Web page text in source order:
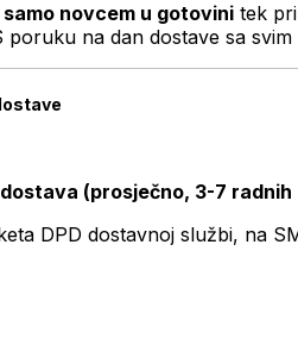
samo novcem u gotovini tek
poruku na dan dostave sa svim
dostava (prosječno, 3-7 radnih
DPD dostavnoj službi, na